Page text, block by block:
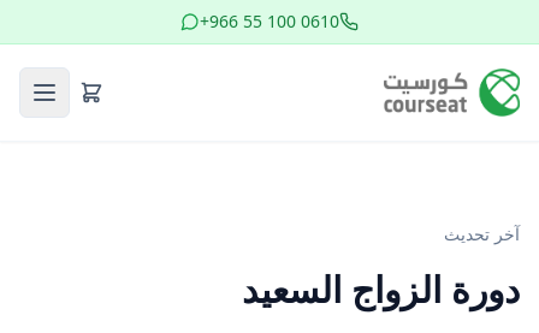
+966 55 100 0610
آخر تحديث
دورة الزواج السعيد